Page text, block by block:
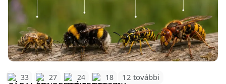
33 27 24 18 12 további